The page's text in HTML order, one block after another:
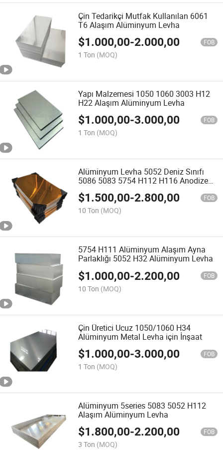
Çin Tedarikçi Mutfak Kullanılan 6061
T6 Alaşım Alüminyum Levha
$1.000,00-2.000,00 FOB
1 Ton (MOQ)
Yapı Malzemesi 1050 1060 3003 H12
H22 Alaşım Alüminyum Levha
$1.000,00-3.000,00 FOB
1 Ton (MOQ)
Alüminyum Levha 5052 Deniz Sınıfı
5086 5083 5754 H112 H116 Anodize
Alüminyum Plaka
$1.500,00-2.800,00 FOB
10 Ton (MOQ)
5754 H111 Alüminyum Alaşım Ayna
Parlaklığı 5052 H32 Alüminyum Levha
$1.000,00-2.200,00 FOB
10 Ton (MOQ)
Çin Üretici Ucuz 1050/1060 H34
Alüminyum Metal Levha için İnşaat
$1.000,00-3.000,00 FOB
1 Ton (MOQ)
Alüminyum 5series 5083 5052 H112
Alaşım Alüminyum Levha
$1.800,00-2.200,00 FOB
3 Ton (MOQ)